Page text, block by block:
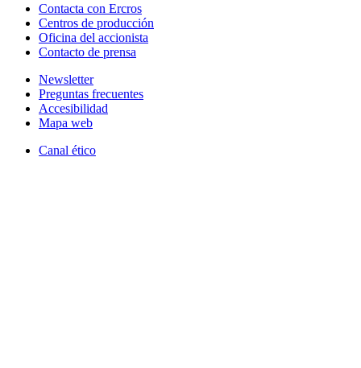
Contacta con Ercros
Centros de producción
Oficina del accionista
Contacto de prensa
Newsletter
Preguntas frecuentes
Accesibilidad
Mapa web
Canal ético